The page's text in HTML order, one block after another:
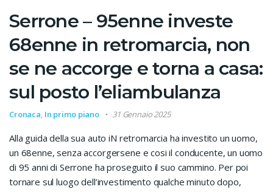
Serrone – 95enne investe
68enne in retromarcia, non
se ne accorge e torna a casa:
sul posto l’eliambulanza
Cronaca, In primo piano 31 Gennaio 2025
Alla guida della sua auto iN retromarcia ha investito un uomo,
un 68enne, senza accorgersene e cosi il conducente, un uomo
di 95 anni di Serrone ha proseguito il suo cammino. Per poi
tornare sul luogo dell’investimento qualche minuto dopo,